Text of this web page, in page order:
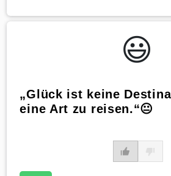
😃️
„Glück ist keine
eine Art zu reisen.“😐